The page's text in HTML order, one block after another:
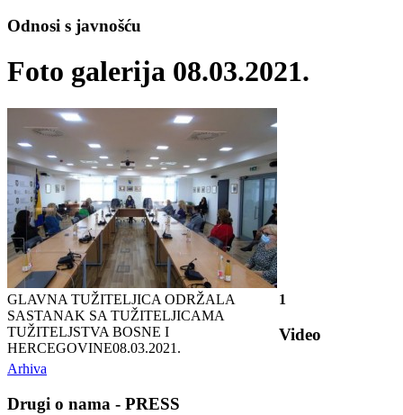
Odnosi s javnošću
Foto galerija 08.03.2021.
GLAVNA TUŽITELJICA ODRŽALA
SASTANAK SA TUŽITELJICAMA
TUŽIТЕLJSTVA BOSNE I
HERCEGOVINE08.03.2021.
1
Video
Arhiva
Drugi o nama - PRESS